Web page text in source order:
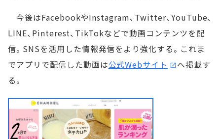
今後はFacebookやInstagram、Twitter、YouTube、
LINE、Pinterest、TikTokなどで動画コンテンツを配
信。SNSを活用した情報発信をより強化する。これま
でアプリで配信した動画は公式Webサイト
へ掲載す
る。